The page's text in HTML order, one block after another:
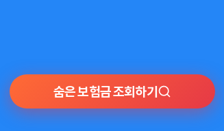
숨은 보험금 조회하기